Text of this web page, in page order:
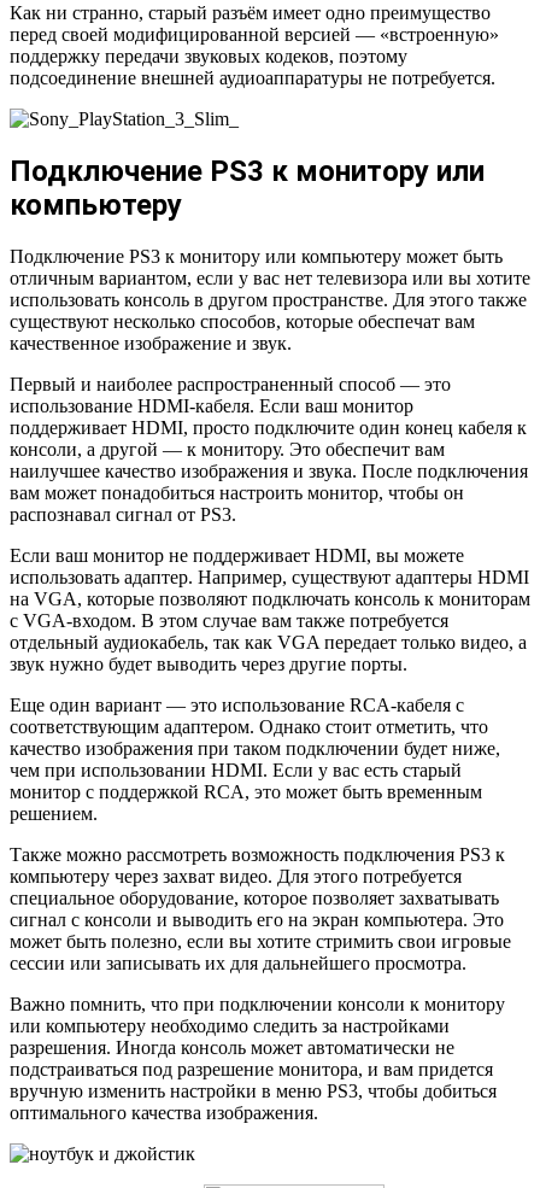
Как ни странно, старый разъём имеет одно преимущество
перед своей модифицированной версией — «встроенную»
поддержку передачи звуковых кодеков, поэтому
подсоединение внешней аудиоаппаратуры не потребуется.
Подключение PS3 к монитору или
компьютеру
Подключение PS3 к монитору или компьютеру может быть
отличным вариантом, если у вас нет телевизора или вы хотите
использовать консоль в другом пространстве. Для этого также
существуют несколько способов, которые обеспечат вам
качественное изображение и звук.
Первый и наиболее распространенный способ — это
использование HDMI-кабеля. Если ваш монитор
поддерживает HDMI, просто подключите один конец кабеля к
консоли, а другой — к монитору. Это обеспечит вам
наилучшее качество изображения и звука. После подключения
вам может понадобиться настроить монитор, чтобы он
распознавал сигнал от PS3.
Если ваш монитор не поддерживает HDMI, вы можете
использовать адаптер. Например, существуют адаптеры HDMI
на VGA, которые позволяют подключать консоль к мониторам
с VGA-входом. В этом случае вам также потребуется
отдельный аудиокабель, так как VGA передает только видео, а
звук нужно будет выводить через другие порты.
Еще один вариант — это использование RCA-кабеля с
соответствующим адаптером. Однако стоит отметить, что
качество изображения при таком подключении будет ниже,
чем при использовании HDMI. Если у вас есть старый
монитор с поддержкой RCA, это может быть временным
решением.
Также можно рассмотреть возможность подключения PS3 к
компьютеру через захват видео. Для этого потребуется
специальное оборудование, которое позволяет захватывать
сигнал с консоли и выводить его на экран компьютера. Это
может быть полезно, если вы хотите стримить свои игровые
сессии или записывать их для дальнейшего просмотра.
Важно помнить, что при подключении консоли к монитору
или компьютеру необходимо следить за настройками
разрешения. Иногда консоль может автоматически не
подстраиваться под разрешение монитора, и вам придется
вручную изменить настройки в меню PS3, чтобы добиться
оптимального качества изображения.